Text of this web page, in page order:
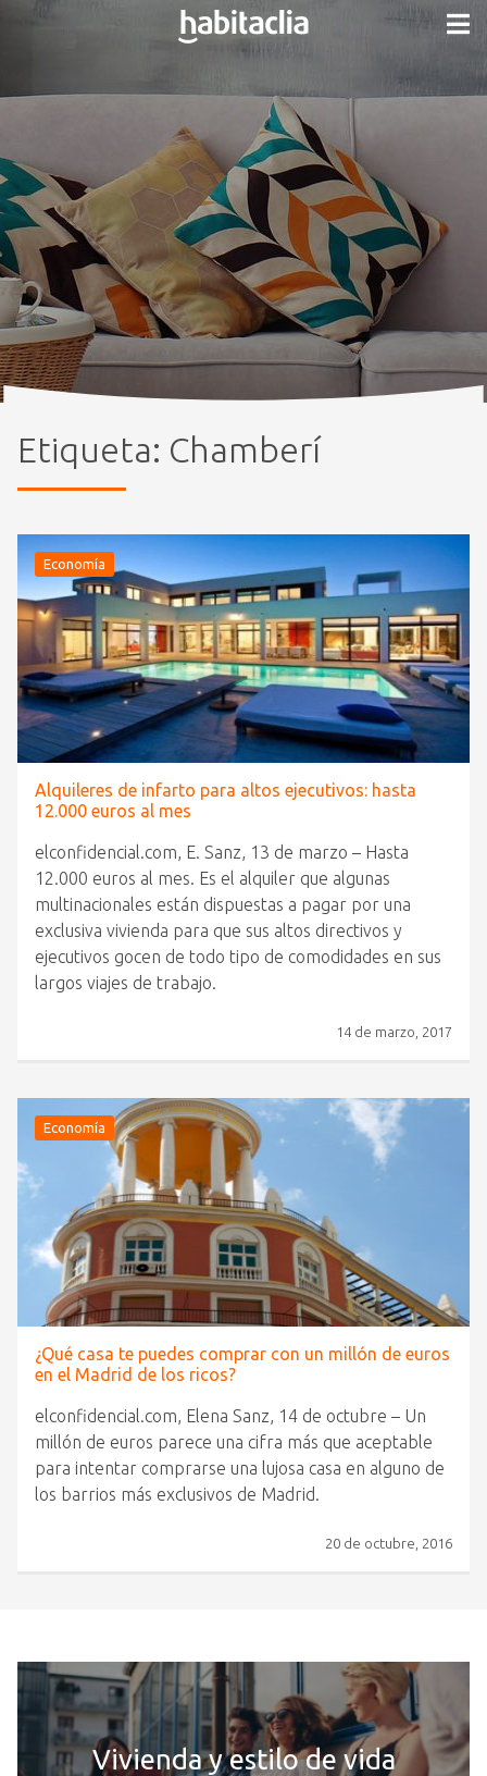
Etiqueta: Chamberí
Economía
Alquileres de infarto para altos ejecutivos: hasta
12.000 euros al mes
elconfidencial.com, E. Sanz, 13 de marzo – Hasta
12.000 euros al mes. Es el alquiler que algunas
multinacionales están dispuestas a pagar por una
exclusiva vivienda para que sus altos directivos y
ejecutivos gocen de todo tipo de comodidades en sus
largos viajes de trabajo.
14 de marzo, 2017
Economía
¿Qué casa te puedes comprar con un millón de euros
en el Madrid de los ricos?
elconfidencial.com, Elena Sanz, 14 de octubre – Un
millón de euros parece una cifra más que aceptable
para intentar comprarse una lujosa casa en alguno de
los barrios más exclusivos de Madrid.
20 de octubre, 2016
Vivienda y estilo de vida